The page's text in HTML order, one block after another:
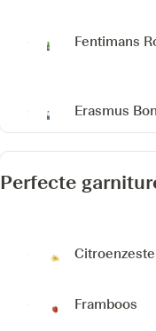
Fentimans
Erasmus
Perfecte
Citroenzeste
Framboos